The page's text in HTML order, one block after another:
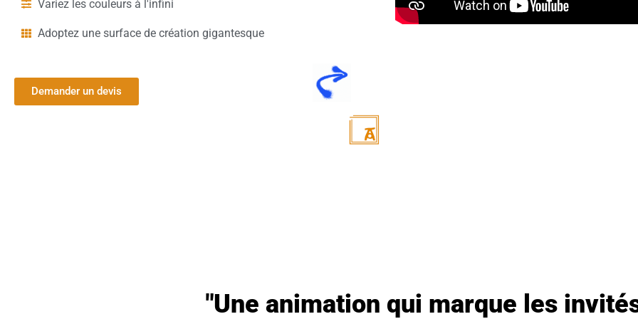
Variez les couleurs à l'infini
Adoptez une surface de création gigantesque
Demander un devis
"Une animation qui marque les